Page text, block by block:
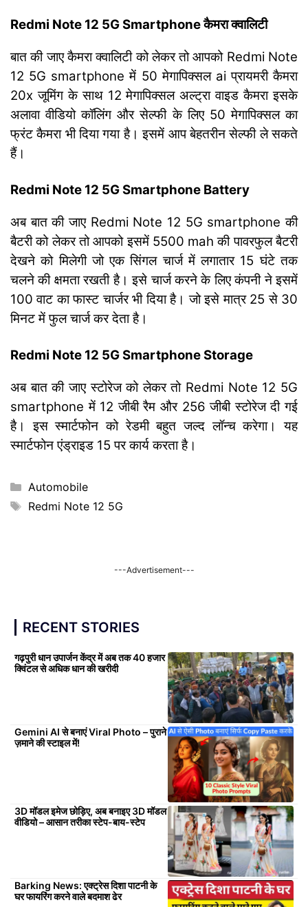
Redmi Note 12 5G Smartphone कैमरा क्वालिटी
बात की जाए कैमरा क्वालिटी को लेकर तो आपको Redmi Note
12 5G smartphone में 50 मेगापिक्सल ai प्रायमरी कैमरा
20x जूमिंग के साथ 12 मेगापिक्सल अल्ट्रा वाइड कैमरा इसके
अलावा वीडियो कॉलिंग और सेल्फी के लिए 50 मेगापिक्सल का
फ्रंट कैमरा भी दिया गया है। इसमें आप बेहतरीन सेल्फी ले सकते
हैं।
Redmi Note 12 5G Smartphone Battery
अब बात की जाए Redmi Note 12 5G smartphone की
बैटरी को लेकर तो आपको इसमें 5500 mah की पावरफुल बैटरी
देखने को मिलेगी जो एक सिंगल चार्ज में लगातार 15 घंटे तक
चलने की क्षमता रखती है। इसे चार्ज करने के लिए कंपनी ने इसमें
100 वाट का फास्ट चार्जर भी दिया है। जो इसे मात्र 25 से 30
मिनट में फुल चार्ज कर देता है।
Redmi Note 12 5G Smartphone Storage
अब बात की जाए स्टोरेज को लेकर तो Redmi Note 12 5G
smartphone में 12 जीबी रैम और 256 जीबी स्टोरेज दी गई
है। इस स्मार्टफोन को रेडमी बहुत जल्द लॉन्च करेगा। यह
स्मार्टफोन एंड्राइड 15 पर कार्य करता है।
Categories
Automobile
Tags
Redmi Note 12 5G
---Advertisement---
RECENT STORIES
गढ़पुरी धान उपार्जन केंद्र में अब तक 40 हजार
क्विंटल से अधिक धान की खरीदी
Gemini AI से बनाएं Viral Photo – पुराने
ज़माने की स्टाइल में!
3D मॉडल इमेज छोड़िए, अब बनाइए 3D मॉडल
वीडियो – आसान तरीका स्टेप-बाय-स्टेप
Barking News: एक्ट्रेस दिशा पाटनी के
घर फायरिंग करने वाले बदमाश ढेर